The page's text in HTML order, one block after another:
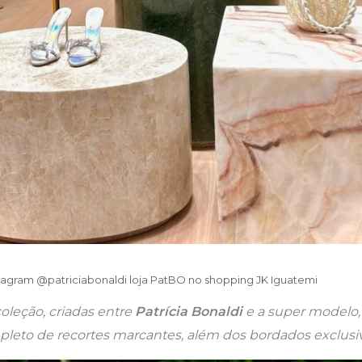
@patriciabonaldi loja PatBO no shopping JK Iguatemi
criadas entrePatrícia Bonaldie a super
de recortes marcantes, além dos bordados